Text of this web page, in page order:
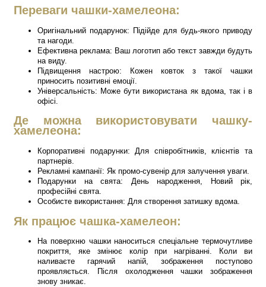
Переваги чашки-хамелеона:
Оригінальний подарунок: Підійде для будь-якого приводу
та нагоди.
Ефективна реклама: Ваш логотип або текст завжди будуть
на виду.
Підвищення настрою: Кожен ковток з такої чашки
приносить позитивні емоції.
Універсальність: Може бути використана як вдома, так і в
офісі.
Де можна використовувати чашку-
хамелеона:
Корпоративні подарунки: Для співробітників, клієнтів та
партнерів.
Рекламні кампанії: Як промо-сувенір для залучення уваги.
Подарунки на свята: День народження, Новий рік,
професійні свята.
Особисте використання: Для створення затишку вдома.
Як працює чашка-хамелеон:
На поверхню чашки наноситься спеціальне термочутливе
покриття, яке змінює колір при нагріванні. Коли ви
наливаєте гарячий напій, зображення поступово
проявляється. Після охолодження чашки зображення
знову зникає.